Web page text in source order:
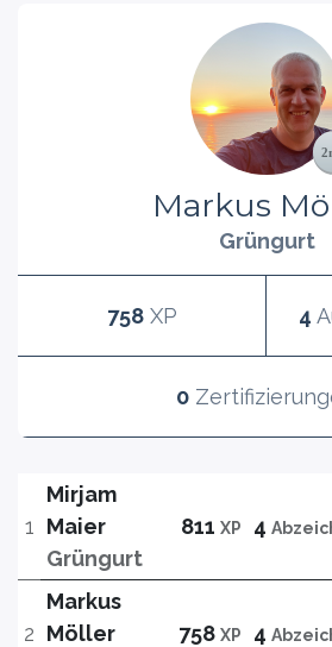
Markus
Grüngurt
758 XP 4
0
1
Mirjam
Maier
Grüngurt
811 XP 4
2
Markus
Möller
758 XP 4